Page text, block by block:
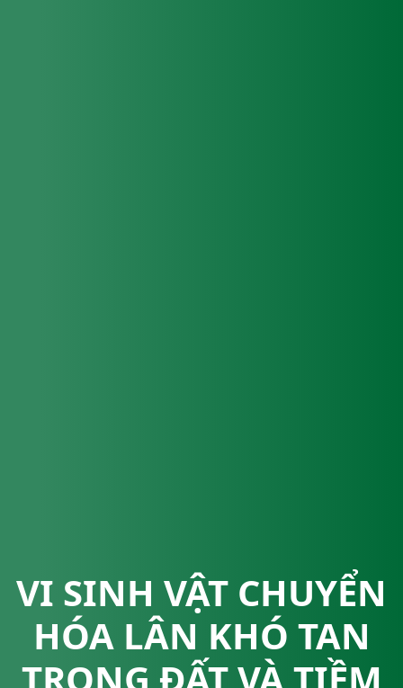
VI SINH VẬT CHUYỂN
HÓA LÂN KHÓ TAN